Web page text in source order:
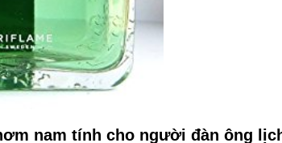
nam tính cho người đàn ông